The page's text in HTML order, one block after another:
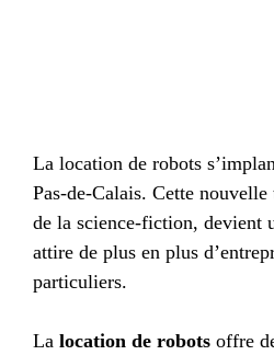
La location de robots
Pas-de-Calais. Cette
de la science-fiction, devient
attire de plus en plus
particuliers.
La location de robots offre